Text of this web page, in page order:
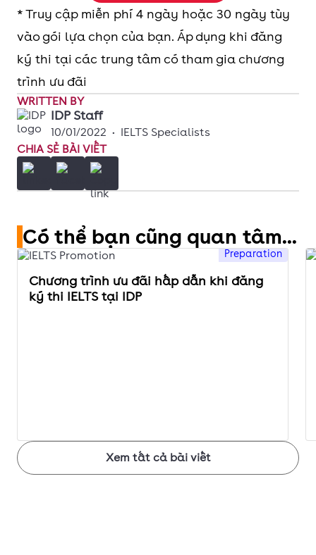
* Truy cập miễn phí 4 ngày hoặc 30 ngày tùy
vào gói lựa chọn của bạn. Áp dụng khi đăng
ký thi tại các trung tâm có tham gia chương
trình ưu đãi
WRITTEN BY
IDP Staff
10/01/2022 • IELTS Specialists
CHIA SẺ BÀI VIẾT
Có thể bạn cũng quan tâm...
Xem tất cả bài viết
Preparation
Chương trình ưu đãi hấp dẫn khi đăng
ký thi IELTS tại IDP